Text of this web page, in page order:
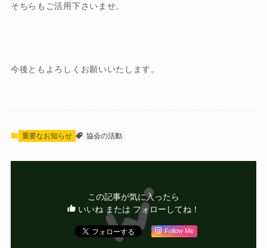
そちらもご活用下さいませ。
今後ともよろしくお願いいたします。
重要なお知らせ 協会の活動
この記事が気に入ったら
いいね または フォローしてね！
Follow Me